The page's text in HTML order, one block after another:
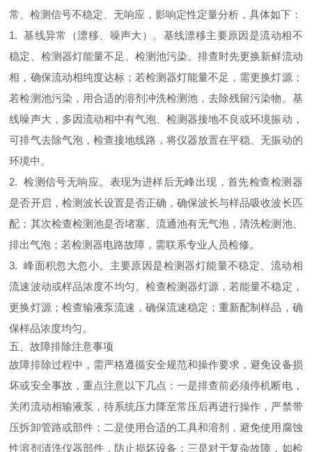
常、检测信号不稳定、无响应，影响定性定量分析，具体如下：
1. 基线异常（漂移、噪声大）。基线漂移主要原因是流动相不
稳定、检测器灯能量不足、检测池污染。排查时先更换新鲜流动
相，确保流动相纯度达标；若检测器灯能量不足，需更换灯源；
若检测池污染，用合适的溶剂冲洗检测池，去除残留污染物。基
线噪声大，多因流动相中有气泡、检测器接地不良或环境振动，
可排气去除气泡，检查接地线路，将仪器放置在平稳、无振动的
环境中。
2. 检测信号无响应。表现为进样后无峰出现，首先检查检测器
是否开启，检测波长设置是否正确，确保波长与样品吸收波长匹
配；其次检查检测池是否堵塞、流通池有无气泡，清洗检测池、
排出气泡；若检测器电路故障，需联系专业人员检修。
3. 峰面积忽大忽小。主要原因是检测器灯能量不稳定、流动相
流速波动或样品浓度不均匀。检查检测器灯源，若能量不稳定，
更换灯源；检查输液泵流速，确保流速稳定；重新配制样品，确
保样品浓度均匀。
五、故障排除注意事项
故障排除过程中，需严格遵循安全规范和操作要求，避免设备损
坏或安全事故，重点注意以下几点：一是排查前必须停机断电，
关闭流动相输液泵，待系统压力降至常压后再进行操作，严禁带
压拆卸管路或部件；二是使用合适的工具和溶剂，避免使用腐蚀
性溶剂清洗仪器部件，防止损坏设备；三是对于复杂故障，如检